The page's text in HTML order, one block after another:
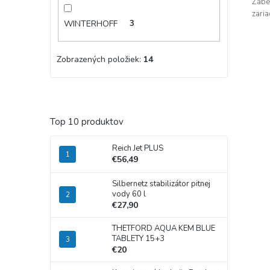
WINTERHOFF 3
Zobrazených položiek: 14
Top 10 produktov
Reich Jet PLUS
€56,49
Silbernetz stabilizátor pitnej
vody 60 l
€27,90
THETFORD AQUA KEM BLUE
TABLETY 15+3
€20